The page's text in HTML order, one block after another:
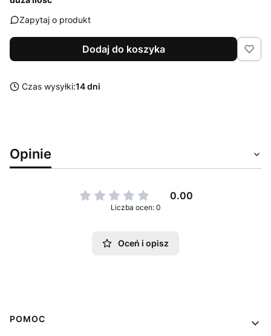
Zapytaj o produkt
Dodaj do koszyka
Czas wysyłki:14 dni
Opinie
0.00
Liczba ocen: 0
Oceń i opisz
Linki w stopce
POMOC